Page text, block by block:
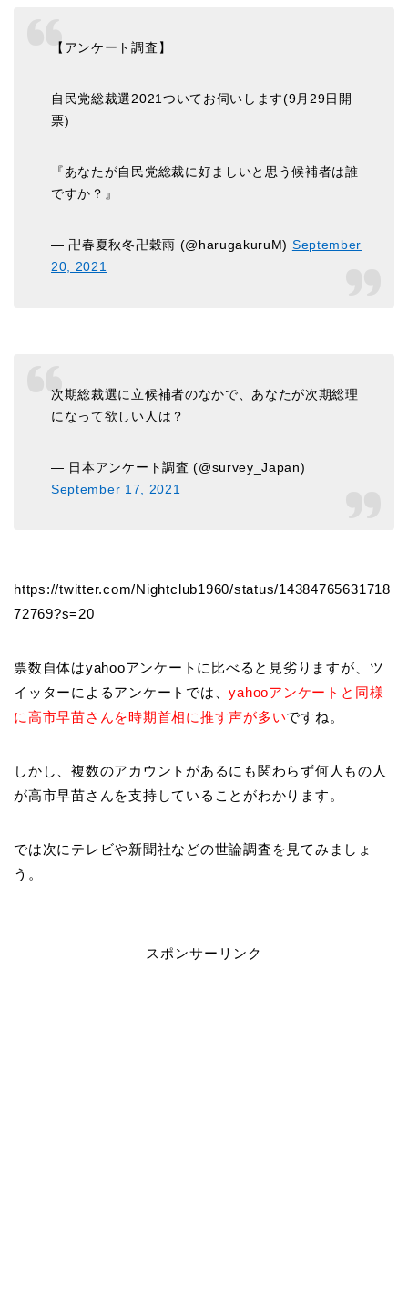
【アンケート調査】
自民党総裁選2021ついてお伺いします(9月29日開
票)
『あなたが自民党総裁に好ましいと思う候補者は誰
ですか？』
— 卍春夏秋冬卍穀雨 (@harugakuruM) September
20, 2021
次期総裁選に立候補者のなかで、あなたが次期総理
になって欲しい人は？
— 日本アンケート調査 (@survey_Japan)
September 17, 2021
https://twitter.com/Nightclub1960/status/14384765631718
72769?s=20
票数自体はyahooアンケートに比べると見劣りますが、ツ
イッターによるアンケートでは、yahooアンケートと同様
に高市早苗さんを時期首相に推す声が多いですね。
しかし、複数のアカウントがあるにも関わらず何人もの人
が高市早苗さんを支持していることがわかります。
では次にテレビや新聞社などの世論調査を見てみましょ
う。
スポンサーリンク